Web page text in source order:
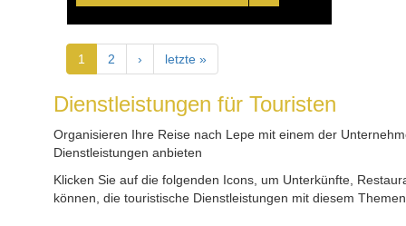
Auf diesem Weg können wir eine Waldgegend
Ausblicke auf die Strände genießen. Der Park de...
1 2 › letzte »
Dienstleistungen für Touristen
Organisieren Ihre Reise nach Lepe mit einem der
Dienstleistungen anbieten
Klicken Sie auf die folgenden Icons, um Unterkünfte,
können, die touristische Dienstleistungen mit diesem